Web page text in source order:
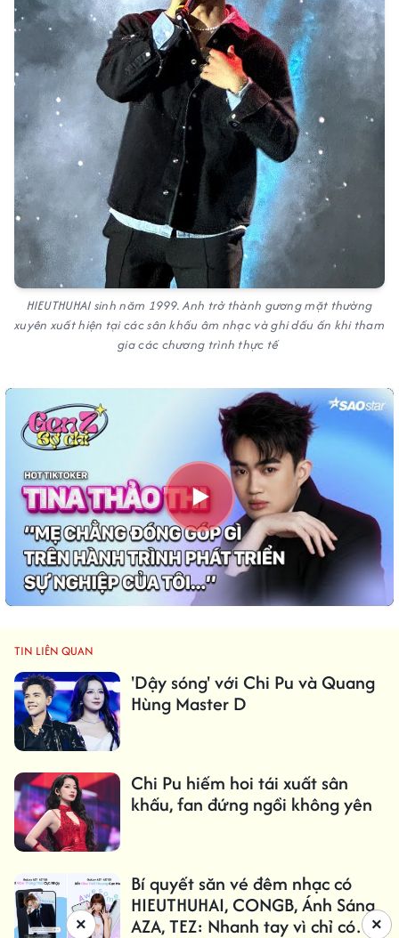
HIEUTHUHAI sinh năm 1999. Anh trở thành gương mặt thường
xuyên xuất hiện tại các sân khấu âm nhạc và ghi dấu ấn khi tham
gia các chương trình thực tế
TIN LIÊN QUAN
'Dậy sóng' với Chi Pu và Quang
Hùng Master D
Chi Pu hiếm hoi tái xuất sân
khấu, fan đứng ngồi không yên
Bí quyết săn vé đêm nhạc có
HIEUTHUHAI, CONGB, Ánh Sáng
AZA, TEZ: Nhanh tay vì chỉ có
×
×